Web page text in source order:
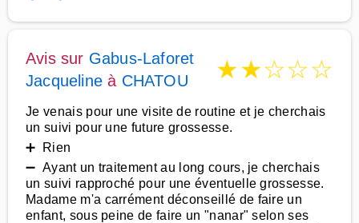
Avis sur Gabus-Laforet
Jacqueline à CHATOU ★★☆☆☆
Je venais pour une visite de routine et je cherchais
un suivi pour une future grossesse.
➕ Rien
➖ Ayant un traitement au long cours, je cherchais
un suivi rapproché pour une éventuelle grossesse.
Madame m'a carrément déconseillé de faire un
enfant, sous peine de faire un "nanar" selon ses